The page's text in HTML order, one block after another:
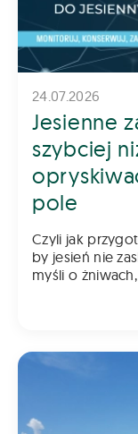
24.07.2026
Jesienne
szybciej
pole
Czyli jak
by jesień nie
myśli o
rzepak